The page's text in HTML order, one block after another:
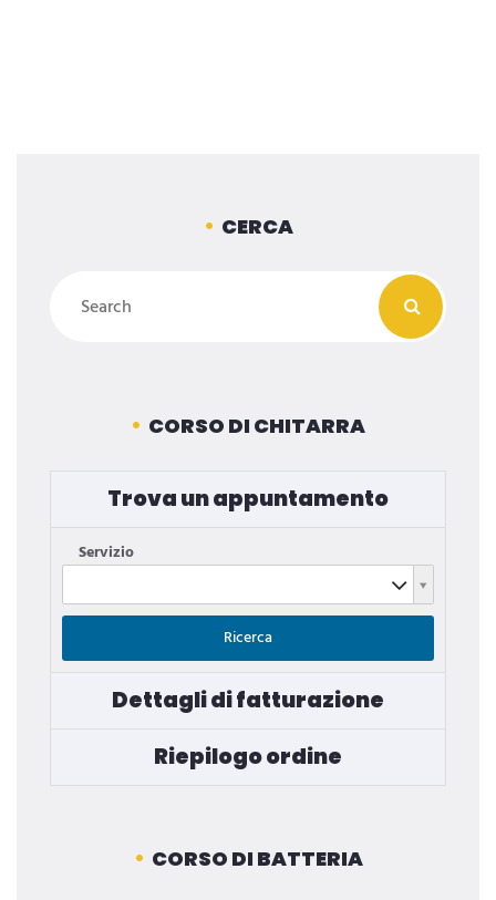
CERCA
CORSO DI CHITARRA
Trova un appuntamento
Servizio
Ricerca
Dettagli di fatturazione
Riepilogo ordine
CORSO DI BATTERIA